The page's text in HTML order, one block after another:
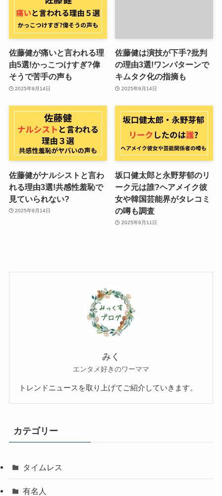
佐藤健が痛いと言われる理
由5選!かっこつけすぎ?偉
そうで苦手の声も
2025年9月14日
佐藤健は演技が下手?批判
の理由3選!ワンパターンで
キムタク化の指摘も
2025年9月14日
佐藤健がナルシストと言わ
れる理由3選!共感性羞恥で
見ていられない?
2025年9月14日
坂口健太郎と永野芽郁のリ
ーク元は誰?ヘアメイク彼
女や韓国芸能界がタレコミ
の噂も調査
2025年9月11日
みく
エンタメ好きのワーママ
トレンドニュースを取り上げてご紹介していきます。
カテゴリー
タイムレス
有名人